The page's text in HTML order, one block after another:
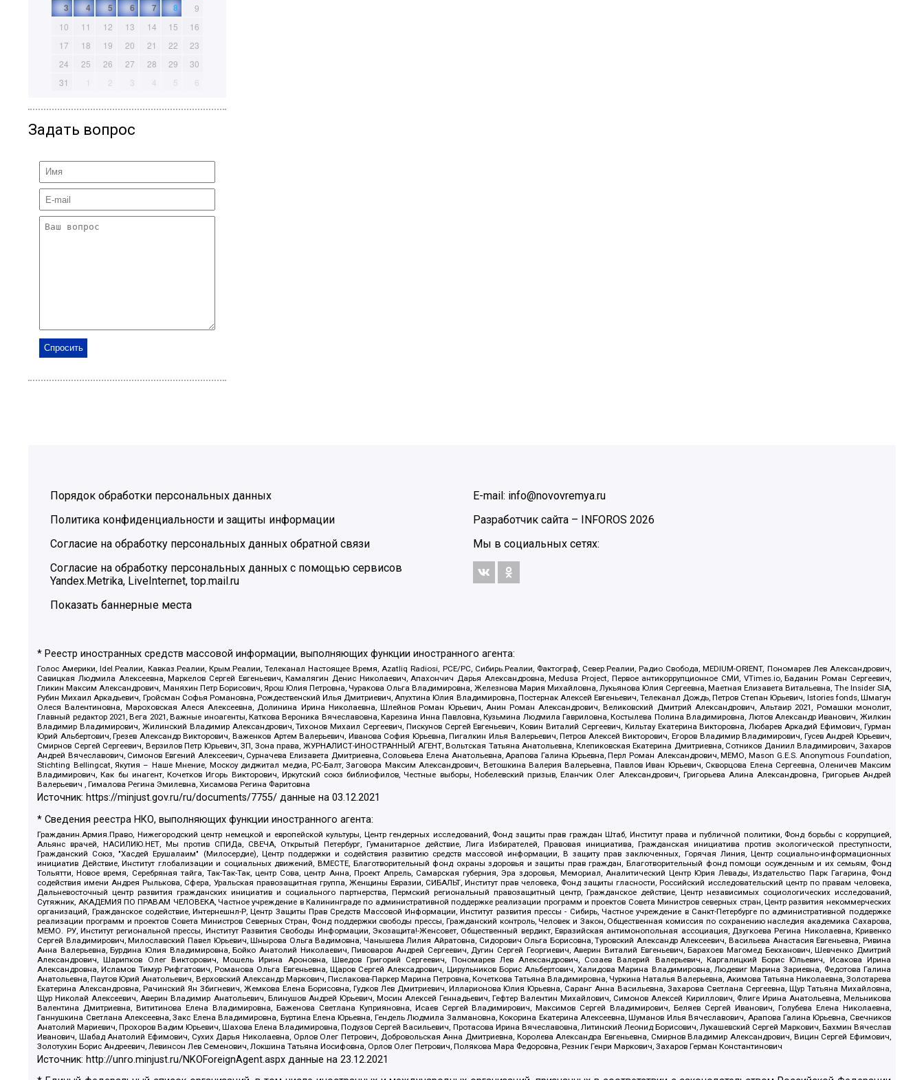
3
4 5 6 7 8
9
10
11 12 13 14 15
16
17
18 19 20 21 22
23
24
25 26 27 28 29
30
31
1 2 3 4 5 6
Задать вопрос
Порядок обработки персональных данных
Политика конфиденциальности и защиты информации
Согласие на обработку персональных данных обратной связи
Согласие на обработку персональных данных с помощью сервисов
Yandex.Metrika, LiveInternet, top.mail.ru
Показать баннерные места
E-mail: info@novovremya.ru
Разработчик сайта – INFOROS 2026
Мы в социальных сетях:
* Реестр иностранных средств массовой информации, выполняющих функции иностранного агента:
Голос Америки, Idel.Реалии, Кавказ.Реалии, Крым.Реалии, Телеканал Настоящее Время, Azatliq Radiosi, PCE/PC, Сибирь.Реалии, Фактограф, Север.Реалии, Радио Свобода, MEDIUM-ORIENT, Пономарев Лев Александрович,
Савицкая Людмила Алексеевна, Маркелов Сергей Евгеньевич, Камалягин Денис Николаевич, Апахончич Дарья Александровна, Medusa Project, Первое антикоррупционное СМИ, VTimes.io, Баданин Роман Сергеевич,
Гликин Максим Александрович, Маняхин Петр Борисович, Ярош Юлия Петровна, Чуракова Ольга Владимировна, Железнова Мария Михайловна, Лукьянова Юлия Сергеевна, Маетная Елизавета Витальевна, The Insider SIA,
Рубин Михаил Аркадьевич, Гройсман Софья Романовна, Рождественский Илья Дмитриевич, Апухтина Юлия Владимировна, Постернак Алексей Евгеньевич, Телеканал Дождь, Петров Степан Юрьевич, Istories fonds, Шмагун
Олеся Валентиновна, Мароховская Алеся Алексеевна, Долинина Ирина Николаевна, Шлейнов Роман Юрьевич, Анин Роман Александрович, Великовский Дмитрий Александрович, Альтаир 2021, Ромашки монолит,
Главный редактор 2021, Вега 2021, Важные иноагенты, Каткова Вероника Вячеславовна, Карезина Инна Павловна, Кузьмина Людмила Гавриловна, Костылева Полина Владимировна, Лютов Александр Иванович, Жилкин
Владимир Владимирович, Жилинский Владимир Александрович, Тихонов Михаил Сергеевич, Пискунов Сергей Евгеньевич, Ковин Виталий Сергеевич, Кильтау Екатерина Викторовна, Любарев Аркадий Ефимович, Гурман
Юрий Альбертович, Грезев Александр Викторович, Важенков Артем Валерьевич, Иванова София Юрьевна, Пигалкин Илья Валерьевич, Петров Алексей Викторович, Егоров Владимир Владимирович, Гусев Андрей Юрьевич,
Смирнов Сергей Сергеевич, Верзилов Петр Юрьевич, ЗП, Зона права, ЖУРНАЛИСТ-ИНОСТРАННЫЙ АГЕНТ, Вольтская Татьяна Анатольевна, Клепиковская Екатерина Дмитриевна, Сотников Даниил Владимирович, Захаров
Андрей Вячеславович, Симонов Евгений Алексеевич, Сурначева Елизавета Дмитриевна, Соловьева Елена Анатольевна, Арапова Галина Юрьевна, Перл Роман Александрович, МЕМО, Mason G.E.S. Anonymous Foundation,
Stichting Bellingcat, Якутия – Наше Мнение, Москоу диджитал медиа, РС-Балт, Заговора Максим Александрович, Ветошкина Валерия Валерьевна, Павлов Иван Юрьевич, Скворцова Елена Сергеевна, Оленичев Максим
Владимирович, Как бы инагент, Кочетков Игорь Викторович, Иркутский союз библиофилов, Честные выборы, Нобелевский призыв, Еланчик Олег Александрович, Григорьева Алина Александровна, Григорьев Андрей
Валерьевич , Гималова Регина Эмилевна, Хисамова Регина Фаритовна
Источник:https://minjust.gov.ru/ru/documents/7755/ данные на03.12.2021
* Сведения реестра НКО, выполняющих функции иностранного агента:
Гражданин.Армия.Право, Нижегородский центр немецкой и европейской культуры, Центр гендерных исследований, Фонд защиты прав граждан Штаб, Институт права и публичной политики, Фонд борьбы с коррупцией,
Альянс врачей, НАСИЛИЮ.НЕТ, Мы против СПИДа, СВЕЧА, Открытый Петербург, Гуманитарное действие, Лига Избирателей, Правовая инициатива, Гражданская инициатива против экологической преступности,
Гражданский Союз, "Хасдей Ерушалаим" (Милосердие), Центр поддержки и содействия развитию средств массовой информации, В защиту прав заключенных, Горячая Линия, Центр социально-информационных
инициатив Действие, Институт глобализации и социальных движений, ВМЕСТЕ, Благотворительный фонд охраны здоровья и защиты прав граждан, Благотворительный фонд помощи осужденным и их семьям, Фонд
Тольятти, Новое время, Серебряная тайга, Так-Так-Так, центр Сова, центр Анна, Проект Апрель, Самарская губерния, Эра здоровья, Мемориал, Аналитический Центр Юрия Левады, Издательство Парк Гагарина, Фонд
содействия имени Андрея Рылькова, Сфера, Уральская правозащитная группа, Женщины Евразии, СИБАЛЬТ, Институт прав человека, Фонд защиты гласности, Российский исследовательский центр по правам человека,
Дальневосточный центр развития гражданских инициатив и социального партнерства, Пермский региональный правозащитный центр, Гражданское действие, Центр независимых социологических исследований,
Сутяжник, АКАДЕМИЯ ПО ПРАВАМ ЧЕЛОВЕКА, Частное учреждение в Калининграде по административной поддержке реализации программ и проектов Совета Министров северных стран, Центр развития некоммерческих
организаций, Гражданское содействие, Интернешнл-Р, Центр Защиты Прав Средств Массовой Информации, Институт развития прессы - Сибирь, Частное учреждение в Санкт-Петербурге по административной поддержке
реализации программ и проектов Совета Министров Северных Стран, Фонд поддержки свободы прессы, Гражданский контроль, Человек и Закон, Общественная комиссия по сохранению наследия академика Сахарова,
МЕМО. РУ, Институт региональной прессы, Институт Развития Свободы Информации, Экозащита!-Женсовет, Общественный вердикт, Евразийская антимонопольная ассоциация, Дзугкоева Регина Николаевна, Кривенко
Сергей Владимирович, Милославский Павел Юрьевич, Шнырова Ольга Вадимовна, Чанышева Лилия Айратовна, Сидорович Ольга Борисовна, Туровский Александр Алексеевич, Васильева Анастасия Евгеньевна, Ривина
Анна Валерьевна, Бурдина Юлия Владимировна, Бойко Анатолий Николаевич, Пивоваров Андрей Сергеевич, Дугин Сергей Георгиевич, Аверин Виталий Евгеньевич, Барахоев Магомед Бекханович, Шевченко Дмитрий
Александрович, Шарипков Олег Викторович, Мошель Ирина Ароновна, Шведов Григорий Сергеевич, Пономарев Лев Александрович, Созаев Валерий Валерьевич, Каргалицкий Борис Юльевич, Исакова Ирина
Александровна, Исламов Тимур Рифгатович, Романова Ольга Евгеньевна, Щаров Сергей Алексадрович, Цирульников Борис Альбертович, Халидова Марина Владимировна, Людевиг Марина Зариевна, Федотова Галина
Анатольевна, Паутов Юрий Анатольевич, Верховский Александр Маркович, Пислакова-Паркер Марина Петровна, Кочеткова Татьяна Владимировна, Чуркина Наталья Валерьевна, Акимова Татьяна Николаевна, Золотарева
Екатерина Александровна, Рачинский Ян Збигневич, Жемкова Елена Борисовна, Гудков Лев Дмитриевич, Илларионова Юлия Юрьевна, Саранг Анна Васильевна, Захарова Светлана Сергеевна, Щур Татьяна Михайловна,
Щур Николай Алексеевич, Аверин Владимир Анатольевич, Блинушов Андрей Юрьевич, Мосин Алексей Геннадьевич, Гефтер Валентин Михайлович, Симонов Алексей Кириллович, Флиге Ирина Анатольевна, Мельникова
Валентина Дмитриевна, Вититинова Елена Владимировна, Баженова Светлана Куприяновна, Исаев Сергей Владимирович, Максимов Сергей Владимирович, Беляев Сергей Иванович, Голубева Елена Николаевна,
Ганнушкина Светлана Алексеевна, Закс Елена Владимировна, Буртина Елена Юрьевна, Гендель Людмила Залмановна, Кокорина Екатерина Алексеевна, Шуманов Илья Вячеславович, Арапова Галина Юрьевна, Свечников
Анатолий Мариевич, Прохоров Вадим Юрьевич, Шахова Елена Владимировна, Подузов Сергей Васильевич, Протасова Ирина Вячеславовна, Литинский Леонид Борисович, Лукашевский Сергей Маркович, Бахмин Вячеслав
Иванович, Шабад Анатолий Ефимович, Сухих Дарья Николаевна, Орлов Олег Петрович, Добровольская Анна Дмитриевна, Королева Александра Евгеньевна, Смирнов Владимир Александрович, Вицин Сергей Ефимович,
Золотухин Борис Андреевич, Левинсон Лев Семенович, Локшина Татьяна Иосифовна, Орлов Олег Петрович, Полякова Мара Федоровна, Резник Генри Маркович, Захаров Герман Константинович
Источник: http://unro.minjust.ru/NKOForeignAgent.aspx данные на23.12.2021